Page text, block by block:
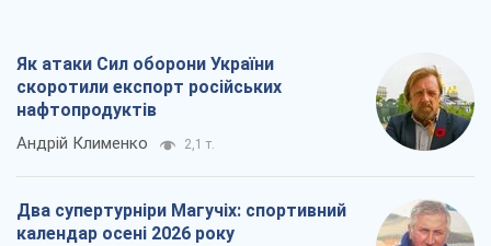
Як атаки Сил оборони України
скоротили експорт російських
нафтопродуктів
Андрій Клименко 2,1 т.
Два супертурніри Магучіх: спортивний
календар осені 2026 року